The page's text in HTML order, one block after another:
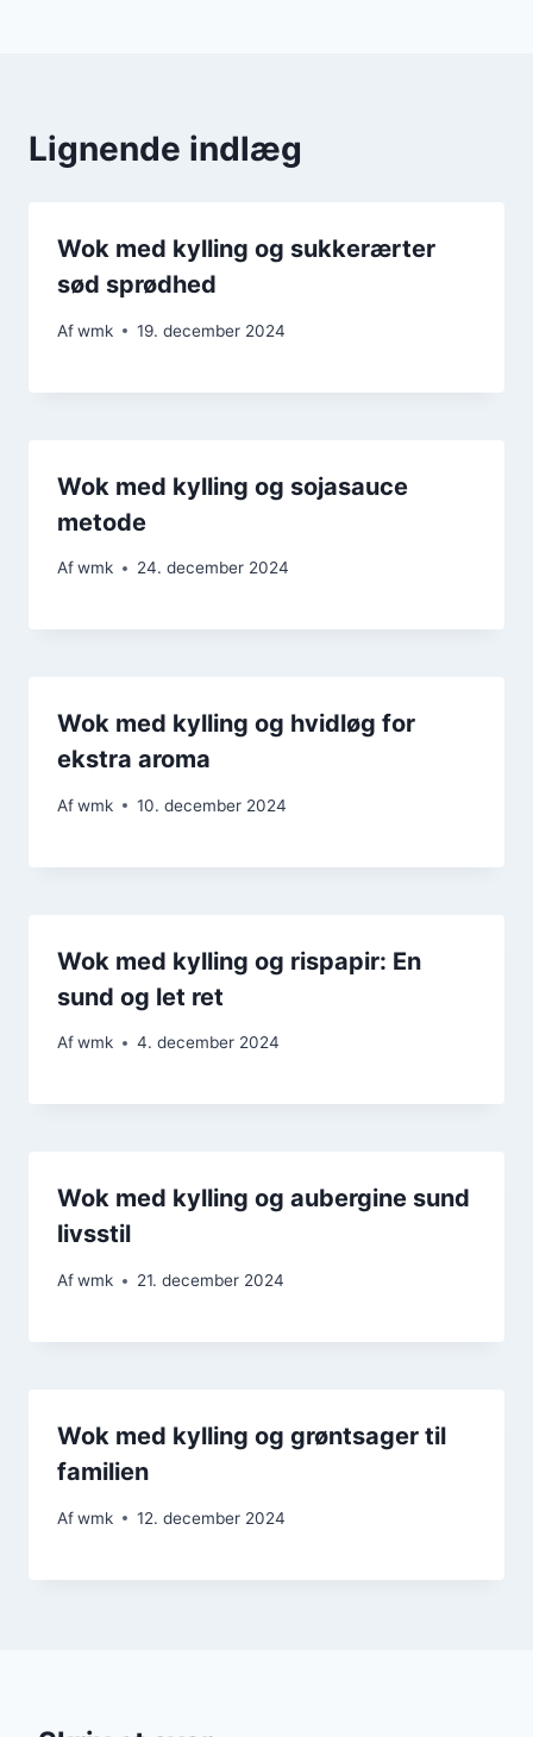
Lignende indlæg
Wok med kylling og sukkerærter
sød sprødhed
Afwmk 19. december 2024
Wok med kylling og sojasauce
metode
Afwmk 24. december 2024
Wok med kylling og hvidløg for
ekstra aroma
Afwmk 10. december 2024
Wok med kylling og rispapir: En
sund og let ret
Afwmk 4. december 2024
Wok med kylling og aubergine sund
livsstil
Afwmk 21. december 2024
Wok med kylling og grøntsager til
familien
Afwmk 12. december 2024